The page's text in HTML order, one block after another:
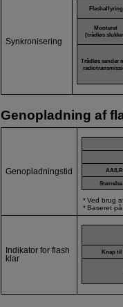
Synkronisering
Flashaffyring
Monteret
(trådløs
Trådløs sender
Genopladning af
Genopladningstid
AA/
Ved brug
Baseret
Indikator for flash
klar
Knap til